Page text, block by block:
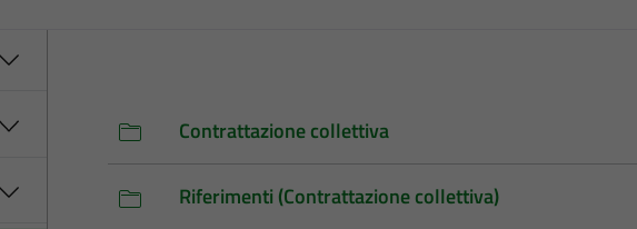
Contrattazione collettiva
Riferimenti (Contrattazione collettiva)